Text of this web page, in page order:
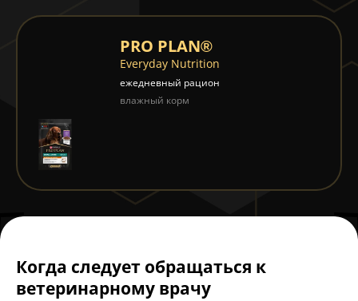
PRO PLAN®
Everyday Nutrition
ежедневный рацион
влажный корм
Когда следует обращаться к
ветеринарному врачу